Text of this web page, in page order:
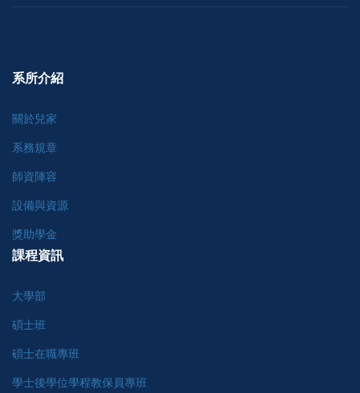
系所介紹
關於兒家
系務規章
師資陣容
設備與資源
獎助學金
課程資訊
大學部
碩士班
碩士在職專班
學士後學位學程教保員專班